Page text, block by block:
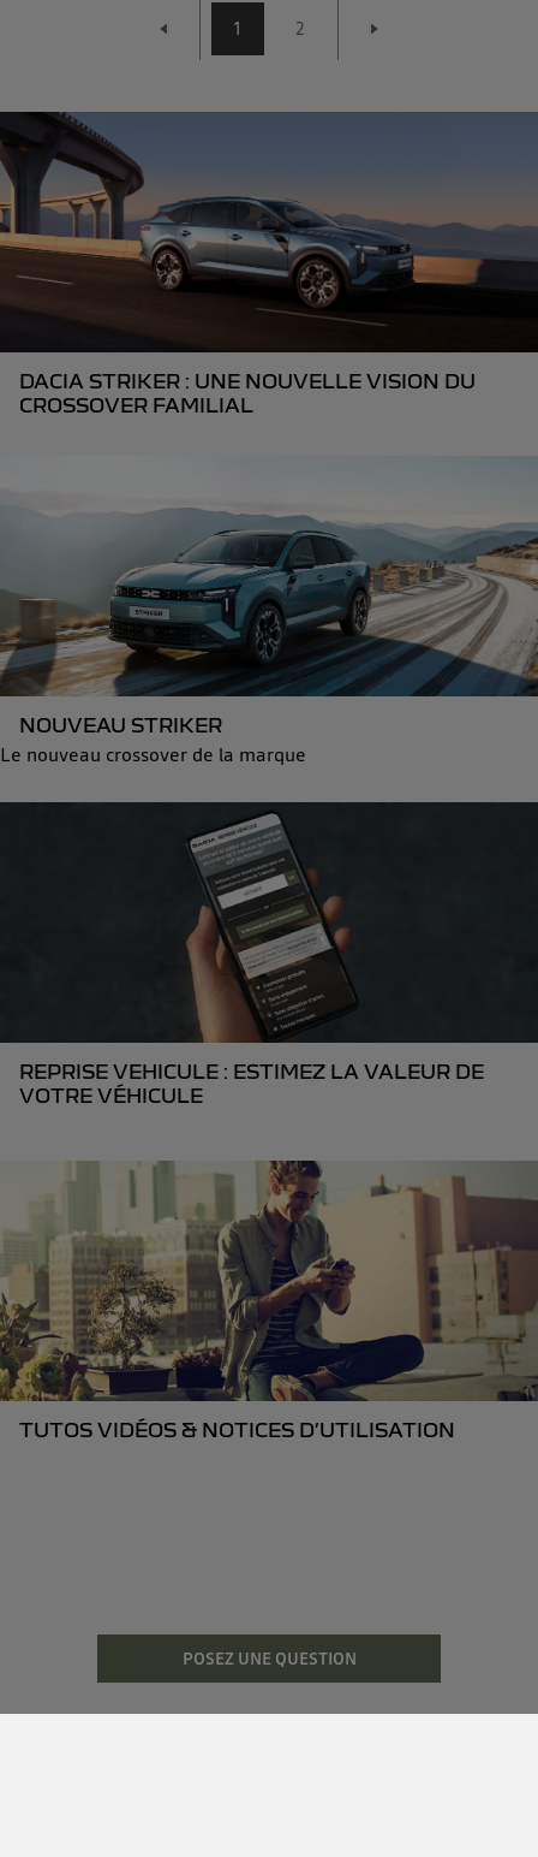
1 2
DACIA STRIKER : UNE NOUVELLE VISION DU
CROSSOVER FAMILIAL
NOUVEAU STRIKER
Le nouveau crossover de la marque
REPRISE VEHICULE : ESTIMEZ LA VALEUR DE
VOTRE VÉHICULE
TUTOS VIDÉOS & NOTICES D’UTILISATION
POSEZ UNE QUESTION